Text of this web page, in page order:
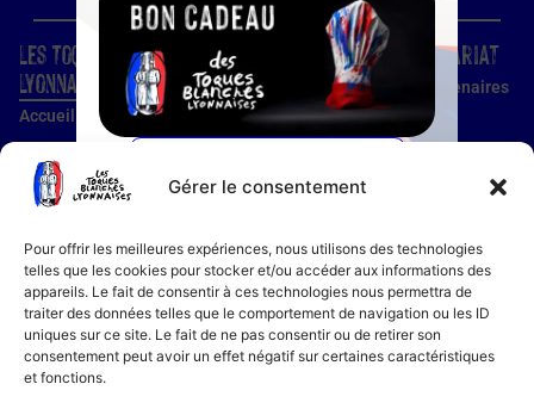
Gérer le consentement
Pour offrir les meilleures expériences, nous utilisons des technologies
telles que les cookies pour stocker et/ou accéder aux informations des
appareils. Le fait de consentir à ces technologies nous permettra de
traiter des données telles que le comportement de navigation ou les ID
uniques sur ce site. Le fait de ne pas consentir ou de retirer son
consentement peut avoir un effet négatif sur certaines caractéristiques
et fonctions.
Partenariat
Nos partenaires
Devenir
partenaire
Devenir membre
Les Toques Blanches
Lyonnaises
Accueil
Guide établissements
Notre histoire
Bon cadeau
Recettes
Actualités
Site
Condition d'utilisation
Confidentialité
Mentions légales